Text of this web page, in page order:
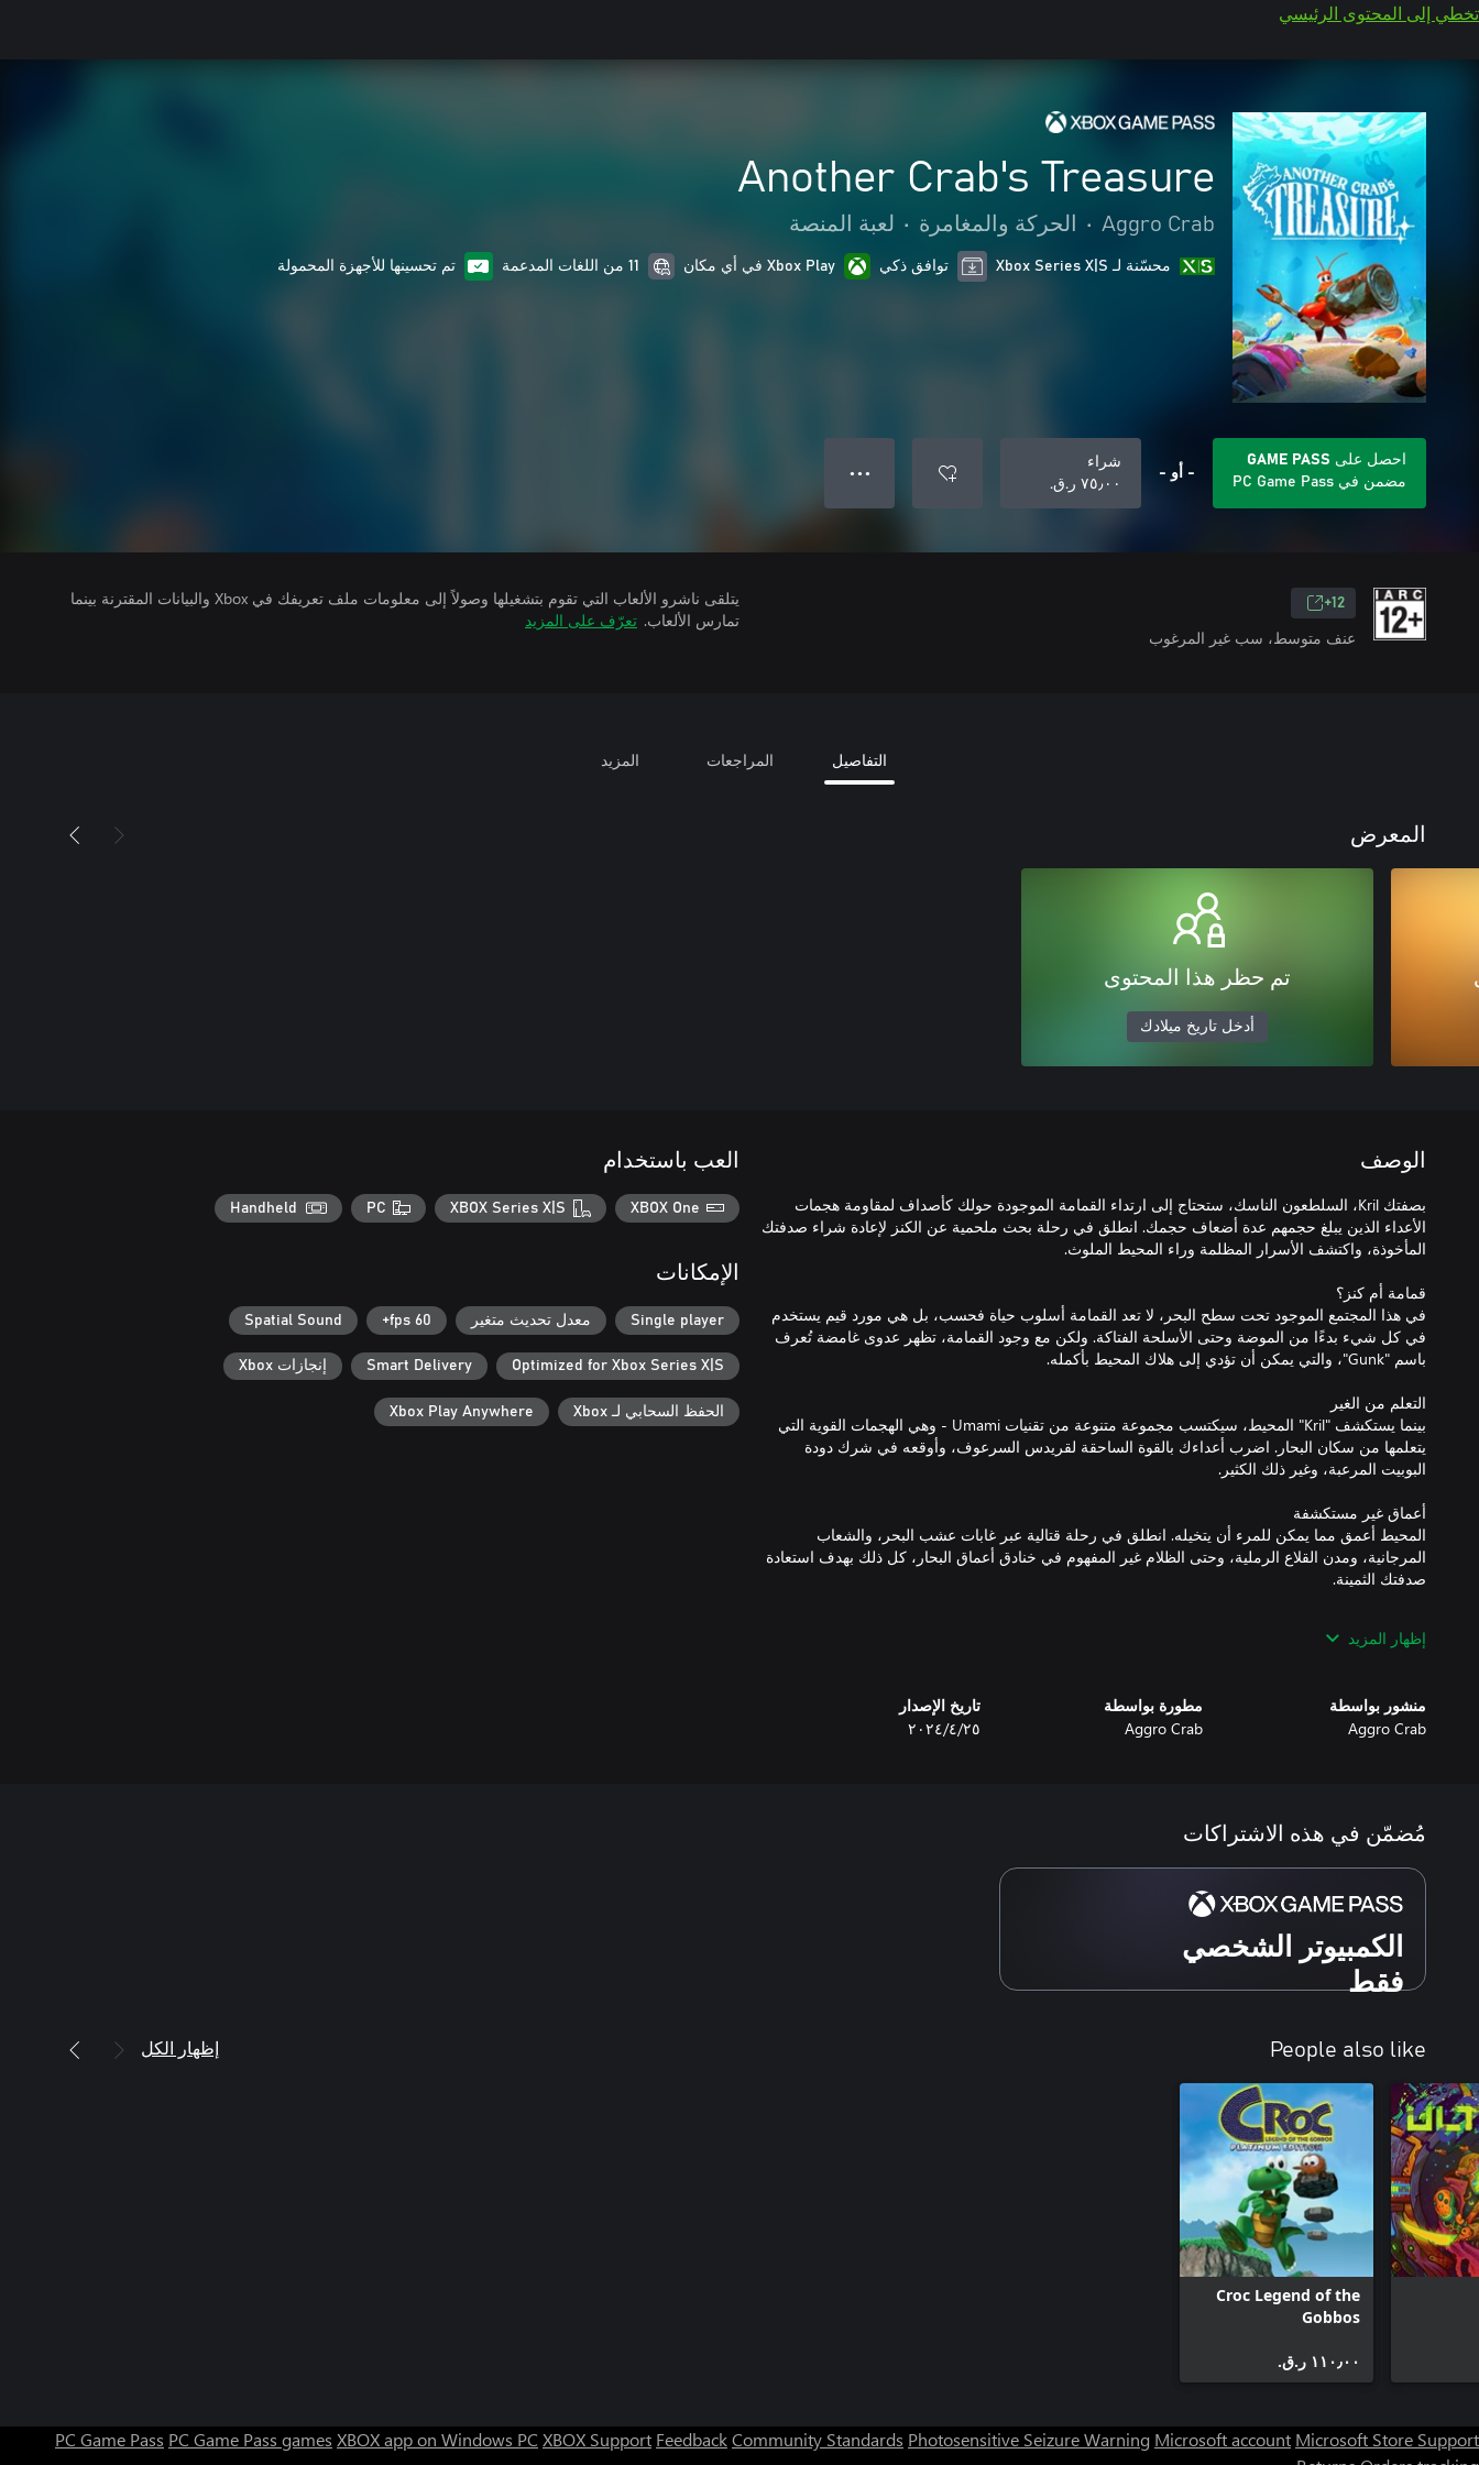
تخطي إلى المحتوى الرئيسي
Another Crab's Treasure
Aggro Crab
• الحركة والمغامرة • لعبة المنصة
محسّنة لـ Xbox Series X|S توافق ذكي Xbox Play في أي مكان 11 من اللغات المدعمة تم تحسينها للأجهزة المحمولة
احصل على GAME PASS
مضمن في PC Game Pass
- أو -
شراء
٧٥٫٠٠ ر.ق.‏
● ● ●
12+
عنف متوسط، سب غير المرغوب
يتلقى ناشرو الألعاب التي تقوم بتشغيلها وصولاً إلى معلومات ملف تعريفك في Xbox والبيانات المقترنة بينما
تمارس الألعاب. تعرّف على المزيد
التفاصيل المراجعات المزيد
المعرض
تم حظر هذا المحتوى
أدخل تاريخ ميلادك
الوصف
بصفتك Kril، السلطعون الناسك، ستحتاج إلى ارتداء القمامة الموجودة حولك كأصداف لمقاومة هجمات
الأعداء الذين يبلغ حجمهم عدة أضعاف حجمك. انطلق في رحلة بحث ملحمية عن الكنز لإعادة شراء صدفتك
في هذا المجتمع الموجود تحت سطح البحر، لا تعد القمامة أسلوب حياة فحسب، بل هي مورد قيم يستخدم
في كل شيء بدءًا من الموضة وحتى الأسلحة الفتاكة. ولكن مع وجود القمامة، تظهر عدوى غامضة تُعرف
بينما يستكشف "Kril" المحيط، سيكتسب مجموعة متنوعة من تقنيات Umami - وهي الهجمات القوية التي
يتعلمها من سكان البحار. اضرب أعداءك بالقوة الساحقة لقريدس السرعوف، وأوقعه في شرك دودة
المحيط أعمق مما يمكن للمرء أن يتخيله. انطلق في رحلة قتالية عبر غابات عشب البحر، والشعاب
المرجانية، ومدن القلاع الرملية، وحتى الظلام غير المفهوم في خنادق أعماق البحار، كل ذلك بهدف استعادة
مستوى الصعوبة الافتراضي قادرًا على إرضاء رغبات عاشقي المصاعب.
إظهار المزيد
منشور بواسطة
Aggro Crab
مطورة بواسطة
Aggro Crab
تاريخ الإصدار
٢٥‏/٤‏/٢٠٢٤
العب باستخدام
XBOX One
XBOX Series X|S
PC
Handheld
الإمكانات
Single player معدل تحديث متغير 60 fps+
Spatial Sound
Optimized for Xbox Series X|S
Smart Delivery إنجازات Xbox
الحفظ السحابي لـ Xbox Xbox Play Anywhere
مُضمّن في هذه الاشتراكات
الكمبيوتر الشخصي
فقط
People also like إظهار الكل
Croc Legend of the
Gobbos
١١٠٫٠٠ ر.ق.‏
PC Game Pass PC Game Pass games XBOX app on Windows PC XBOX Support FeedbackCommunity Standards Photosensitive Seizure Warning Microsoft account Microsoft Store Support